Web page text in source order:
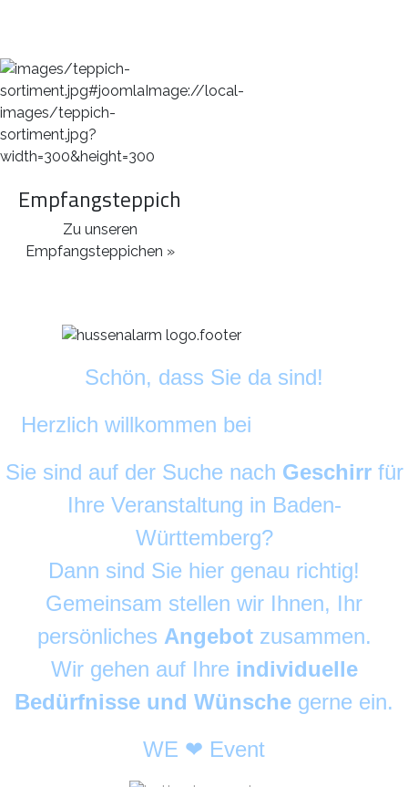
Empfangsteppich
Zu unseren
Empfangsteppichen »
Schön, dass Sie da sind!
Herzlich willkommen bei
Sie sind auf der Suche nach Geschirr für
Ihre Veranstaltung in Baden-
Württemberg?
Dann sind Sie hier genau richtig!
Gemeinsam stellen wir Ihnen, Ihr
persönliches Angebot zusammen.
Wir gehen auf Ihre individuelle
Bedürfnisse und Wünsche gerne ein.
WE ❤ Event